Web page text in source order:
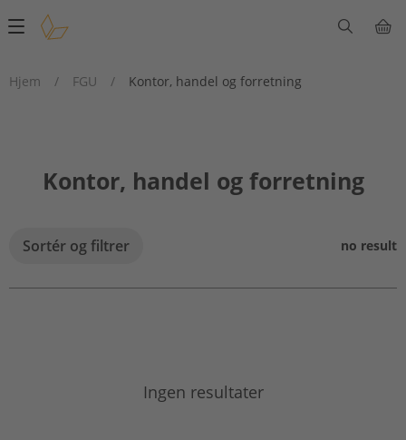
Main
Hjem
/ FGU / Kontor, handel og forretning
Kontor, handel og forretning
Sortér og filtrer no result
Ingen resultater